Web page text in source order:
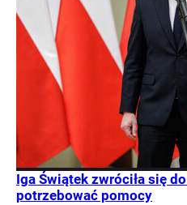
Iga Świątek zwróciła się
potrzebować pomocy